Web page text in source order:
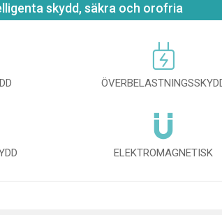
skydd, säkra och orofria
ELEKTROMAGNETISK